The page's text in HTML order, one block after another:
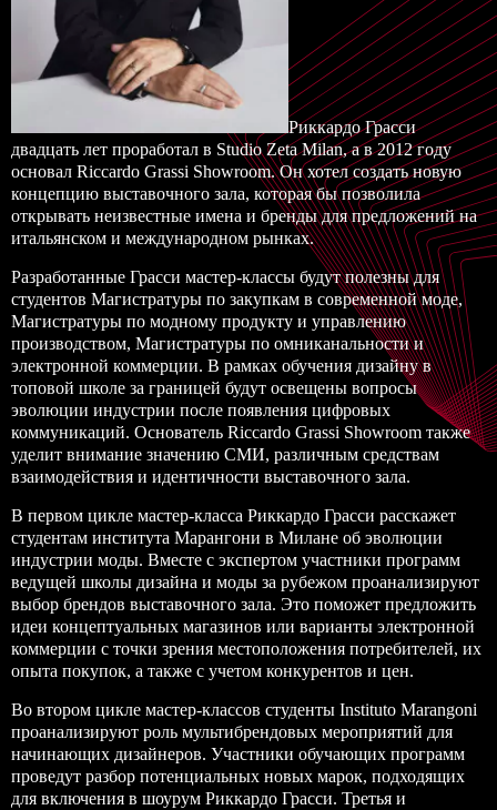
Риккардо Грасси
двадцать лет проработал в Studio Zeta Milan, а в 2012 году
основал Riccardo Grassi Showroom. Он хотел создать новую
концепцию выставочного зала, которая бы позволила
открывать неизвестные имена и бренды для предложений на
итальянском и международном рынках.
Разработанные Грасси мастер-классы будут полезны для
студентов Магистратуры по закупкам в современной моде,
Магистратуры по модному продукту и управлению
производством, Магистратуры по омниканальности и
электронной коммерции. В рамках обучения дизайну в
топовой школе за границей будут освещены вопросы
эволюции индустрии после появления цифровых
коммуникаций. Основатель Riccardo Grassi Showroom также
уделит внимание значению СМИ, различным средствам
взаимодействия и идентичности выставочного зала.
В первом цикле мастер-класса Риккардо Грасси расскажет
студентам института Марангони в Милане об эволюции
индустрии моды. Вместе с экспертом участники программ
ведущей школы дизайна и моды за рубежом проанализируют
выбор брендов выставочного зала. Это поможет предложить
идеи концептуальных магазинов или варианты электронной
коммерции с точки зрения местоположения потребителей, их
опыта покупок, а также с учетом конкурентов и цен.
Во втором цикле мастер-классов студенты Instituto Marangoni
проанализируют роль мультибрендовых мероприятий для
начинающих дизайнеров. Участники обучающих программ
проведут разбор потенциальных новых марок, подходящих
для включения в шоурум Риккардо Грасси. Третья и